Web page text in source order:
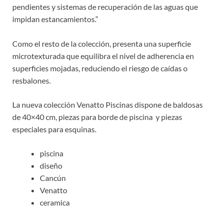
pendientes y sistemas de recuperación de las aguas que
impidan estancamientos.”
Como el resto de la colección, presenta una superficie
microtexturada que equilibra el nivel de adherencia en
superficies mojadas, reduciendo el riesgo de caídas o
resbalones.
La nueva colección Venatto Piscinas dispone de baldosas
de 40×40 cm, piezas para borde de piscina y piezas
especiales para esquinas.
piscina
diseño
Cancún
Venatto
ceramica